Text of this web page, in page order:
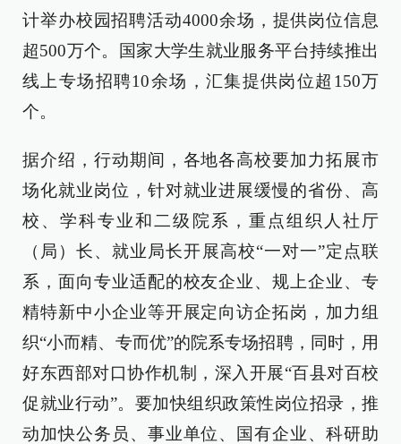
计举办校园招聘活动4000余场，提供岗位信息
超500万个。国家大学生就业服务平台持续推出
线上专场招聘10余场，汇集提供岗位超150万
个。
据介绍，行动期间，各地各高校要加力拓展市
场化就业岗位，针对就业进展缓慢的省份、高
校、学科专业和二级院系，重点组织人社厅
（局）长、就业局长开展高校“一对一”定点联
系，面向专业适配的校友企业、规上企业、专
精特新中小企业等开展定向访企拓岗，加力组
织“小而精、专而优”的院系专场招聘，同时，用
好东西部对口协作机制，深入开展“百县对百校
促就业行动”。要加快组织政策性岗位招录，推
动加快公务员、事业单位、国有企业、科研助